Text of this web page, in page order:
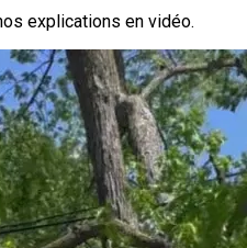
explications en vidéo.